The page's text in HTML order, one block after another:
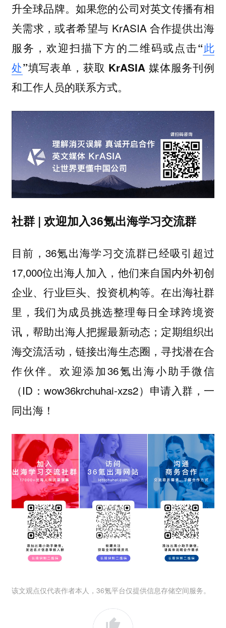
升全球品牌。如果您的公司对英文传播有相
关需求，或者希望与 KrASIA 合作提供出海
服务，欢迎扫描下方的二维码或点击“此
处”填写表单，获取 KrASIA 媒体服务刊例
和工作人员的联系方式。
社群 | 欢迎加入36氪出海学习交流群
目前，36氪出海学习交流群已经吸引超过
17,000位出海人加入，他们来自国内外初创
企业、行业巨头、投资机构等。在出海社群
里，我们为成员挑选整理每日全球跨境资
讯，帮助出海人把握最新动态；定期组织出
海交流活动，链接出海生态圈，寻找潜在合
作伙伴。欢迎添加36氪出海小助手微信
（ID：wow36krchuhai-xzs2）申请入群，一
同出海！
该文观点仅代表作者本人，36氪平台仅提供信息存储空间服务。